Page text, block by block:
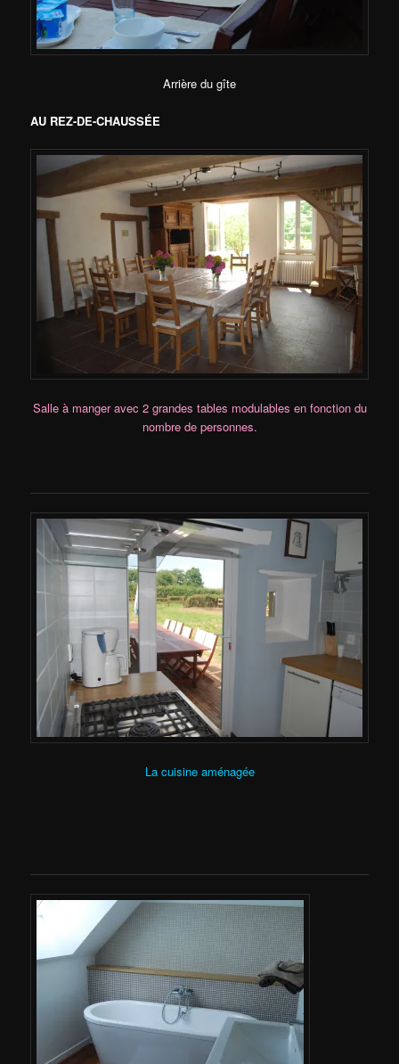
Arrière du gîte
AU REZ-DE-CHAUSSÉE
Salle à manger avec 2 grandes tables modulables en fonction du
nombre de personnes.
La cuisine aménagée